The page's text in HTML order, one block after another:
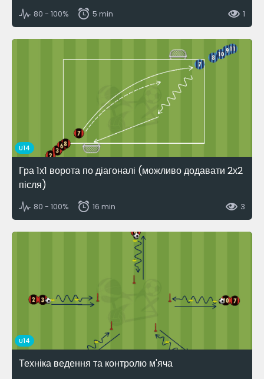
80 - 100% 5 min 1
U14
Гра 1х1 ворота по діагоналі (можливо додавати 2х2
після)
80 - 100% 16 min 3
U14
Техніка ведення та контролю м'яча